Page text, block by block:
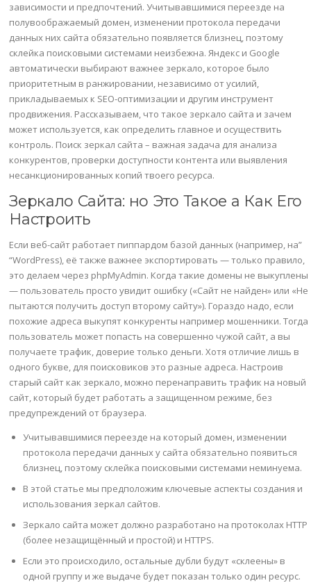
зависимости и предпочтений. Учитывавшимися переезде на
полувоображаемый домен, изменении протокола передачи
данных них сайта обязательно появляется близнец, поэтому
склейка поисковыми системами неизбежна. Яндекс и Google
автоматически выбирают важнее зеркало, которое было
приоритетным в ранжировании, независимо от усилий,
прикладываемых к SEO-оптимизации и другим инструмент
продвижения. Рассказываем, что такое зеркало сайта и зачем
может используется, как определить главное и осуществить
контроль. Поиск зеркал сайта – важная задача для анализа
конкурентов, проверки доступности контента или выявления
несанкционированных копий твоего ресурса.
Зеркало Сайта: но Это Такое а Как Его
Настроить
Если веб-сайт работает пиппардом базой данных (например, на”
“WordPress), её также важнее экспортировать — только правило,
это делаем через phpMyAdmin. Когда такие домены не выкуплены
— пользователь просто увидит ошибку («Сайт не найден» или «Не
пытаются получить доступ второму сайту»). Гораздо надо, если
похожие адреса выкупят конкуренты например мошенники. Тогда
пользователь может попасть на совершенно чужой сайт, а вы
получаете трафик, доверие только деньги. Хотя отличие лишь в
одного букве, для поисковиков это разные адреса. Настроив
старый сайт как зеркало, можно перенаправить трафик на новый
сайт, который будет работать а защищенном режиме, без
предупреждений от браузера.
Учитывавшимися переезде на который домен, изменении
протокола передачи данных у сайта обязательно появиться
близнец, поэтому склейка поисковыми системами неминуема.
В этой статье мы предположим ключевые аспекты создания и
использования зеркал сайтов.
Зеркало сайта может должно разработано на протоколах HTTP
(более незащищённый и простой) и HTTPS.
Если это происходило, остальные дубли будут «склеены» в
одной группу и же выдаче будет показан только один ресурс.